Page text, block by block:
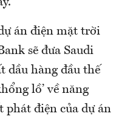
án điện mặt trời
sẽ đưa Saudi
dầu hàng đầu thế
lồ’ về năng
phát điện của dự án